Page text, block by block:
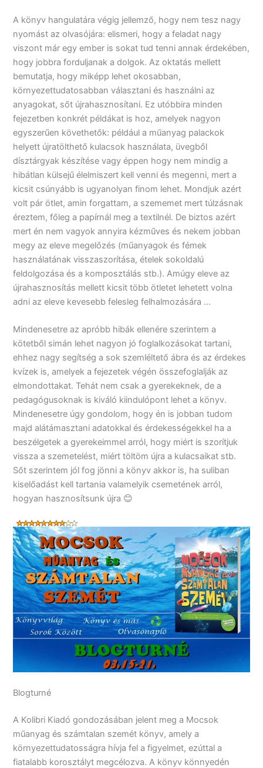
A könyv hangulatára végig jellemző, hogy nem tesz nagy
nyomást az olvasójára: elismeri, hogy a feladat nagy
viszont már egy ember is sokat tud tenni annak érdekében,
hogy jobbra forduljanak a dolgok. Az oktatás mellett
bemutatja, hogy miképp lehet okosabban,
környezettudatosabban választani és használni az
anyagokat, sőt újrahasznosítani. Ez utóbbira minden
fejezetben konkrét példákat is hoz, amelyek nagyon
egyszerűen követhetők: például a műanyag palackok
helyett újratölthető kulacsok használata, üvegből
dísztárgyak készítése vagy éppen hogy nem mindig a
hibátlan külsejű élelmiszert kell venni és megenni, mert a
kicsit csúnyább is ugyanolyan finom lehet. Mondjuk azért
volt pár ötlet, amin forgattam, a szememet mert túlzásnak
éreztem, főleg a papírnál meg a textilnél. De biztos azért
mert én nem vagyok annyira kézműves és nekem jobban
megy az eleve megelőzés (műanyagok és fémek
használatának visszaszorítása, ételek sokoldalú
feldolgozása és a komposztálás stb.). Amúgy eleve az
újrahasznosítás mellett kicsit több ötletet lehetett volna
adni az eleve kevesebb felesleg felhalmozására …
Mindenesetre az apróbb hibák ellenére szerintem a
kötetből simán lehet nagyon jó foglalkozásokat tartani,
ehhez nagy segítség a sok szemléltető ábra és az érdekes
kvízek is, amelyek a fejezetek végén összefoglalják az
elmondottakat. Tehát nem csak a gyerekeknek, de a
pedagógusoknak is kiváló kiindulópont lehet a könyv.
Mindenesetre úgy gondolom, hogy én is jobban tudom
majd alátámasztani adatokkal és érdekességekkel ha a
beszélgetek a gyerekeimmel arról, hogy miért is szorítjuk
vissza a szemetelést, miért töltöm újra a kulacsaikat stb.
Sőt szerintem jól fog jönni a könyv akkor is, ha suliban
kiselőadást kell tartania valamelyik csemetének arról,
hogyan hasznosítsunk újra 😊
Blogturné
A Kolibri Kiadó gondozásában jelent meg a Mocsok ​
műanyag és számtalan szemét könyv, amely a
környezettudatosságra hívja fel a figyelmet, ezúttal a
fiatalabb korosztályt megcélozva. A könyv könnyedén